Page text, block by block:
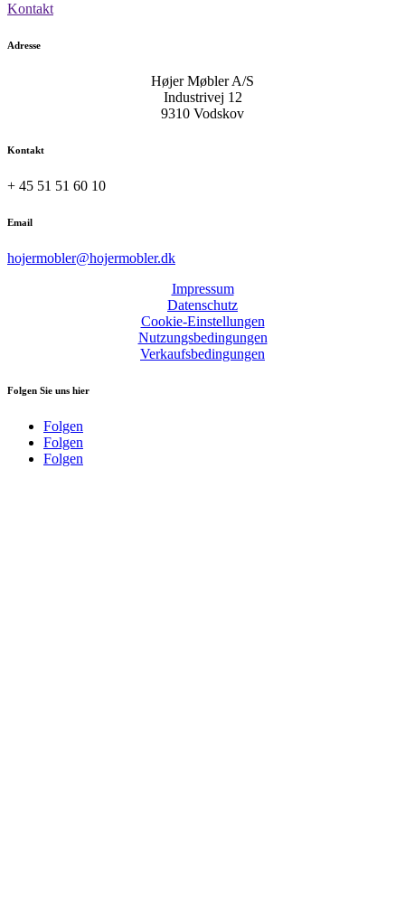
Kontakt
Adresse
Højer Møbler A/S
Industrivej 12
9310 Vodskov
Kontakt
+ 45 51 51 60 10
Email
hojermobler@hojermobler.dk
Impressum
Datenschutz
Cookie-Einstellungen
Nutzungsbedingungen
Verkaufsbedingungen
Folgen Sie uns hier
Folgen
Folgen
Folgen